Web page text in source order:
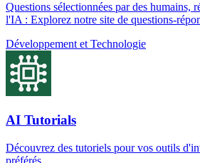
Questions sélectionnées par des humains,
l'IA : Explorez notre site de questions-
Développement et Technologie
AI Tutorials
Découvrez des tutoriels pour vos outils
préférés.